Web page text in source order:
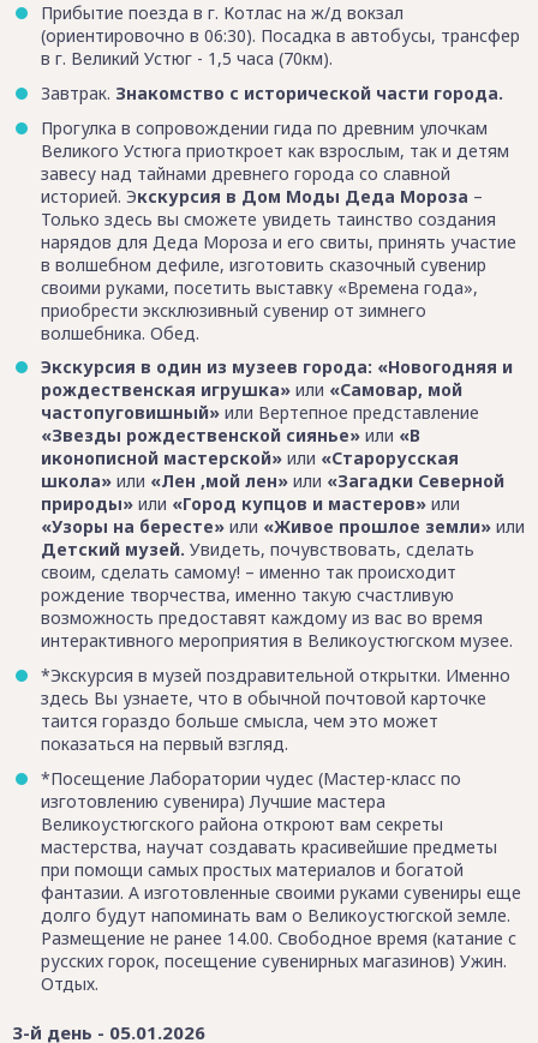
Прибытие поезда в г. Котлас на ж/д вокзал
(ориентировочно в 06:30). Посадка в автобусы, трансфер
в г. Великий Устюг - 1,5 часа (70км).
Завтрак. Знакомство с исторической части города.
Прогулка в сопровождении гида по древним улочкам
Великого Устюга приоткроет как взрослым, так и детям
завесу над тайнами древнего города со славной
историей. Экскурсия в Дом Моды Деда Мороза –
Только здесь вы сможете увидеть таинство создания
нарядов для Деда Мороза и его свиты, принять участие
в волшебном дефиле, изготовить сказочный сувенир
своими руками, посетить выставку «Времена года»,
приобрести эксклюзивный сувенир от зимнего
волшебника. Обед.
Экскурсия в один из музеев города: «Новогодняя и
рождественская игрушка» или «Самовар, мой
частопуговишный» или Вертепное представление
«Звезды рождественской сиянье» или «В
иконописной мастерской» или «Старорусская
школа» или «Лен ,мой лен» или «Загадки Северной
природы» или «Город купцов и мастеров» или
«Узоры на бересте» или «Живое прошлое земли» или
Детский музей. Увидеть, почувствовать, сделать
своим, сделать самому! – именно так происходит
рождение творчества, именно такую счастливую
возможность предоставят каждому из вас во время
интерактивного мероприятия в Великоустюгском музее.
*Экскурсия в музей поздравительной открытки. Именно
здесь Вы узнаете, что в обычной почтовой карточке
таится гораздо больше смысла, чем это может
показаться на первый взгляд.
*Посещение Лаборатории чудес (Мастер-класс по
изготовлению сувенира) Лучшие мастера
Великоустюгского района откроют вам секреты
мастерства, научат создавать красивейшие предметы
при помощи самых простых материалов и богатой
фантазии. А изготовленные своими руками сувениры еще
долго будут напоминать вам о Великоустюгской земле.
Размещение не ранее 14.00. Свободное время (катание с
русских горок, посещение сувенирных магазинов) Ужин.
Отдых.
3-й день - 05.01.2026